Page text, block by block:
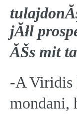
jĂłl
ĂŠs mit
-A Viridis
mondani,